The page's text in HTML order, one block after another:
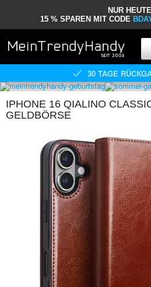
NUR
15 % SPAREN MIT CODE
30 TAGE
IPHONE 16 QIALINO
GELDBÖRSE